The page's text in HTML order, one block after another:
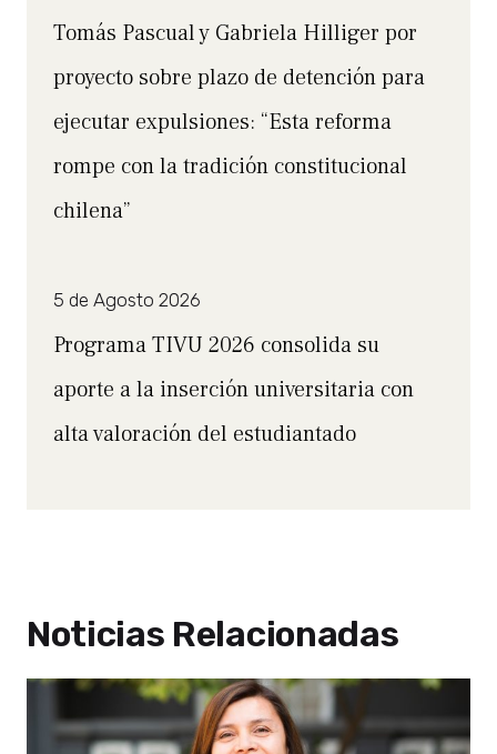
Tomás Pascual y Gabriela Hilliger por
proyecto sobre plazo de detención para
ejecutar expulsiones: “Esta reforma
rompe con la tradición constitucional
chilena”
5 de Agosto 2026
Programa TIVU 2026 consolida su
aporte a la inserción universitaria con
alta valoración del estudiantado
Noticias Relacionadas